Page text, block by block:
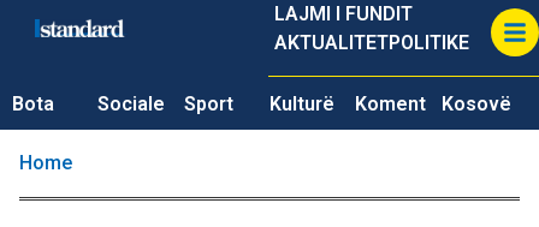
LAJMI I FUNDIT
AKTUALITETPOLITIKE
Bota Sociale Sport Kulturë Koment Kosovë
Home